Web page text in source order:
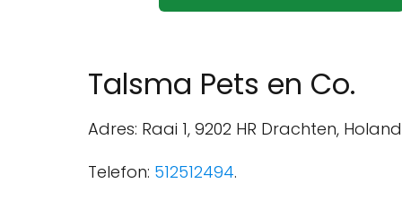
Talsma Pets en Co.
Adres: Raai 1, 9202 HR Drachten,
Telefon: 512512494.